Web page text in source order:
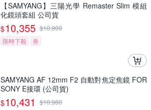
【SAMYANG】三陽光學 Remaster Slim 模組
化鏡頭套組 公司貨
$10,355 $10,900
限時下殺
券
SAMYANG AF 12mm F2 自動對焦定焦鏡 FOR
SONY E接環 (公司貨)
$10,431 $10,980